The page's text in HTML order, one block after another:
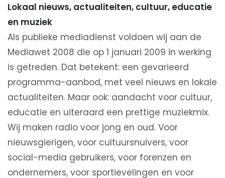
Lokaal nieuws, actualiteiten, cultuur, educatie
en muziek
Als publieke mediadienst voldoen wij aan de
Mediawet 2008 die op 1 januari 2009 in werking
is getreden. Dat betekent: een gevarieerd
programma-aanbod, met veel nieuws en lokale
actualiteiten. Maar ook: aandacht voor cultuur,
educatie en uiteraard een prettige muziekmix.
Wij maken radio voor jong en oud. Voor
nieuwsgierigen, voor cultuursnuivers, voor
social-media gebruikers, voor forenzen en
ondernemers, voor sportievelingen en voor